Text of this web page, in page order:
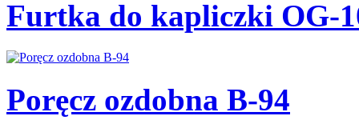
Furtka do kapliczki OG-
Poręcz ozdobna B-94